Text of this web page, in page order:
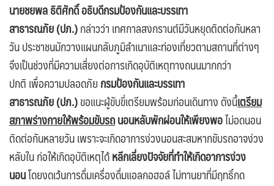
นายชยพล ธิติศักดิ์อธิบดีกรมป้องกันและบรรเทา
สาธารณภัย(ปภ.)กล่าวว่า เทศกาลสงกรานต์มีวันหยุดติดต่อกันหลา
วัน ประชาชนมักวางแผนกลับภูมิลำเนาและท่องเที่ยวตามสถานที่ต่างๆ
จึงเป็นช่วงที่มีความเสี่ยงต่อการเกิดอุบัติเหตุทางถนนมากกว่า
ปกติเพื่อความปลอดภัยกรมป้องกันและบรรเทา
สาธารณภัย(ปภ.)ขอแนะผู้ขับขี่เตรียมพร้อมก่อนเดินทาง ดังนี้เตรียม
สภาพร่างกายให้พร้อมขับรถนอนหลับพักผ่อนให้เพียงพอไม่อดนอน
ติดต่อกันหลายวัน เพราะจะเกิดอาการง่วงนอนสะสมหากขับรถอาจง่วง
หลับใน ก่อให้เกิดอุบัติเหตุได้หลีกเลี่ยงปัจจัยที่ทำให้เกิดอาการง่วง
นอนโดยงดเว้นการดื่มเครื่องดื่มแอลกอฮอล์ ไม่ทานยาที่มีฤทธิ์กด